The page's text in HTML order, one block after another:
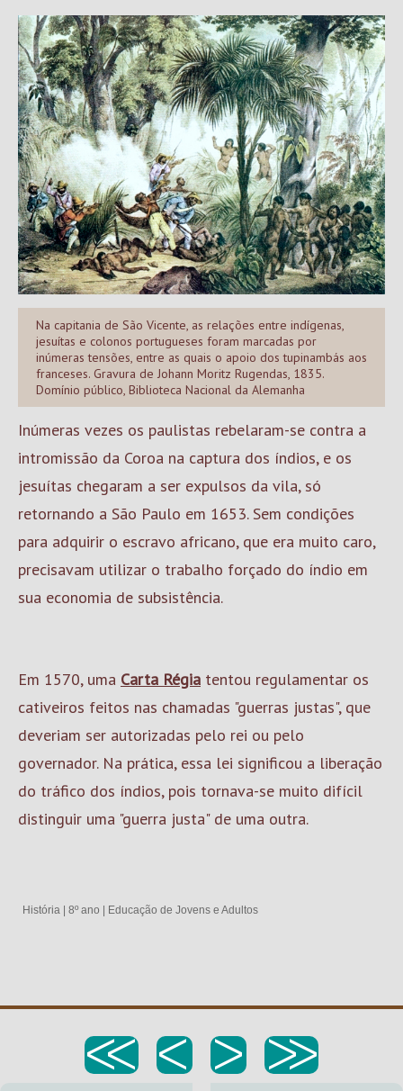
Na capitania de São Vicente, as relações entre indígenas,
jesuítas e colonos portugueses foram marcadas por
inúmeras tensões, entre as quais o apoio dos tupinambás aos
franceses. Gravura de Johann Moritz Rugendas, 1835.
Domínio público, Biblioteca Nacional da Alemanha
Inúmeras vezes os paulistas rebelaram-se contra a
intromissão da Coroa na captura dos índios, e os
jesuítas chegaram a ser expulsos da vila, só
retornando a São Paulo em 1653. Sem condições
para adquirir o escravo africano, que era muito caro,
precisavam utilizar o trabalho forçado do índio em
sua economia de subsistência.
Em 1570, uma Carta Régia tentou regulamentar os
cativeiros feitos nas chamadas "guerras justas", que
deveriam ser autorizadas pelo rei ou pelo
governador. Na prática, essa lei significou a liberação
do tráfico dos índios, pois tornava-se muito difícil
distinguir uma "guerra justa" de uma outra.
História 8º ano Educação de Jovens e Adultos
<< < > >>